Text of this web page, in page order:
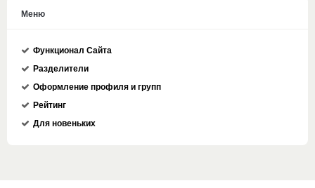
Меню
Функционал Сайта
Разделители
Оформление профиля и групп
Рейтинг
Для новеньких